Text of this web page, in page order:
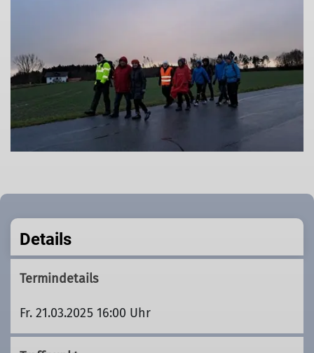
Details
Termindetails
Fr. 21.03.2025 16:00 Uhr